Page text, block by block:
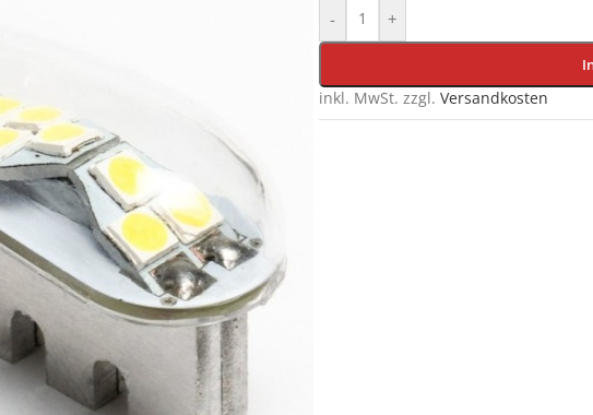
- +
inkl. MwSt. zzgl. Versandkosten